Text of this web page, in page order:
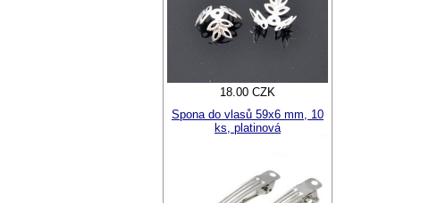
18.00 CZK
Spona do vlasů 59x6 mm, 10
ks, platinová